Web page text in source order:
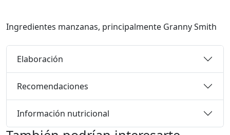
Ingredientes manzanas, principalmente Granny Smith
Elaboración
Recomendaciones
Información nutricional